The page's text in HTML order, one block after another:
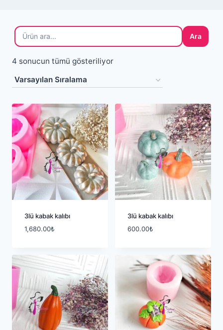
Ara
4 sonucun tümü gösteriliyor
3lü kabak kalıbı
1,680.00₺
3lü kabak kalıbı
600.00₺